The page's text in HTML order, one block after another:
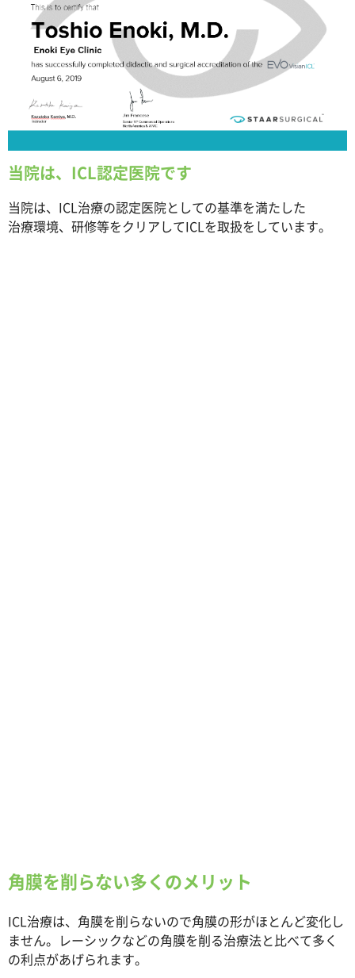
当院は、ICL認定医院です
当院は、ICL治療の認定医院としての基準を満たした
治療環境、研修等をクリアしてICLを取扱をしています。
角膜を削らない多くのメリット
ICL治療は、角膜を削らないので角膜の形がほとんど変化し
ません。レーシックなどの角膜を削る治療法と比べて多く
の利点があげられます。